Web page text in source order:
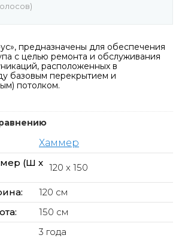
предназначены для обеспечения
с целью ремонта и обслуживания
расположенных в
базовым перекрытием и
потолком.
Хаммер
(Ш х 120 x 150
120 см
150 см
3 года